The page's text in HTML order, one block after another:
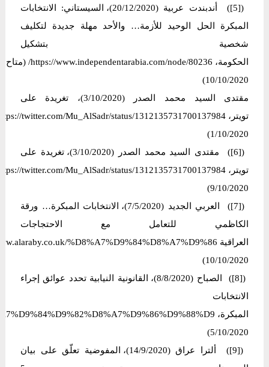
([5]) أندبندت عربیة (20/12/2020)، السيستاني: الانتخابات
المبكرة الحل الوحيد للأزمة… والأحد مهلة جديدة لتكليف
شخصية بتشكيل
الحكومة، https://www.independentarabia.com/node/80236/ (متاح:
10/10/2020)
مقتدى السيد محمد الصدر (3/10/2020)، تغريدة على
1/10/2020)
([6]) مقتدى السيد محمد الصدر (3/10/2020)، تغريدة على
9/10/2020)
([7]) العربي الجدید (7/5/2020)، الانتخابات المبكرة… ورقة
الكاظمي للتعامل مع الاحتجاجات
10/10/2020)
([8]) الصباح (8/8/2020)، القانونية النيابية تحدد عوائق إجراء
الانتخابات
5/10/2020)
([9]) ألترا عراق (14/9/2020)، المفوضية تعلّق على بيان